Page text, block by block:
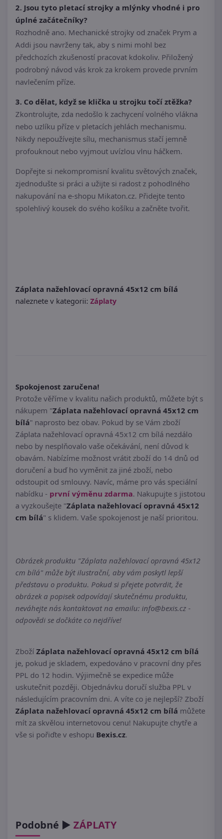
2. Jsou tyto pletací strojky a mlýnky vhodné i pro
úplné začátečníky?
Rozhodně ano. Mechanické strojky od značek Prym a
Addi jsou navrženy tak, aby s nimi mohl bez
předchozích zkušeností pracovat kdokoliv. Přiložený
podrobný návod vás krok za krokem provede prvním
navlečením příze.
3. Co dělat, když se klička u strojku točí ztěžka?
Zkontrolujte, zda nedošlo k zachycení volného vlákna
nebo uzlíku příze v pletacích jehlách mechanismu.
Nikdy nepoužívejte sílu, mechanismus stačí jemně
profouknout nebo vyjmout uvízlou vlnu háčkem.
Dopřejte si nekompromisní kvalitu světových značek,
zjednodušte si práci a užijte si radost z pohodlného
nakupování na e-shopu Mikaton.cz. Přidejte tento
spolehlivý kousek do svého košíku a začněte tvořit.
Záplata nažehlovací opravná 45x12 cm bílá
naleznete v kategorii: Záplaty
Spokojenost zaručena!
Protože věříme v kvalitu našich produktů, můžete být s
nákupem "Záplata nažehlovací opravná 45x12 cm
bílá" naprosto bez obav. Pokud by se Vám zboží
Záplata nažehlovací opravná 45x12 cm bílá nezdálo
nebo by nesplňovalo vaše očekávání, není důvod k
obavám. Nabízíme možnost vrátit zboží do 14 dnů od
doručení a buď ho vyměnit za jiné zboží, nebo
odstoupit od smlouvy. Navíc, máme pro vás speciální
nabídku - první výměnu zdarma. Nakupujte s jistotou
a vyzkoušejte "Záplata nažehlovací opravná 45x12
cm bílá" s klidem. Vaše spokojenost je naší prioritou.
Obrázek produktu "Záplata nažehlovací opravná 45x12
cm bílá" může být ilustrační, aby vám poskytl lepší
představu o produktu. Pokud si přejete potvrdit, že
obrázek a popisek odpovídají skutečnému produktu,
neváhejte nás kontaktovat na emailu: info@bexis.cz -
odpovědi se dočkáte co nejdříve!
Zboží Záplata nažehlovací opravná 45x12 cm bílá
je, pokud je skladem, expedováno v pracovní dny přes
PPL do 12 hodin. Výjimečně se expedice může
uskutečnit později. Objednávku doručí služba PPL v
následujícím pracovním dni. A víte co je nejlepší? Zboží
Záplata nažehlovací opravná 45x12 cm bílá můžete
mít za skvělou internetovou cenu! Nakupujte chytře a
vše si pořiďte v eshopu Bexis.cz.
Podobné ► ZÁPLATY